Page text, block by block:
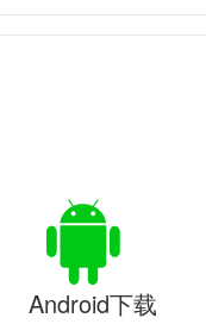
Android下载